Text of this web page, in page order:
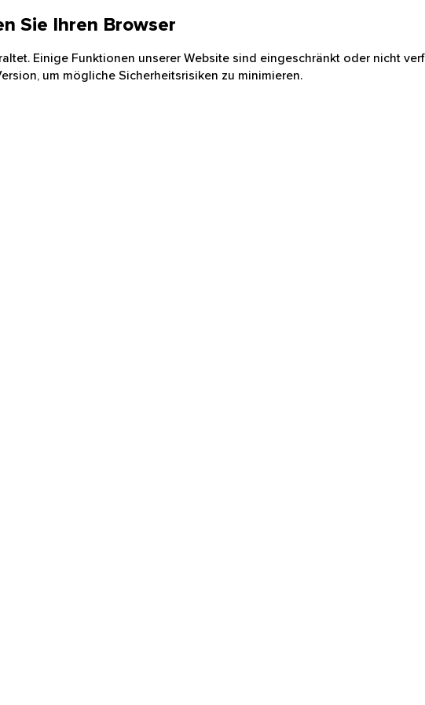
Sie Ihren Browser
Einige Funktionen unserer Website sind eingeschränkt oder nicht
um mögliche Sicherheitsrisiken zu minimieren.